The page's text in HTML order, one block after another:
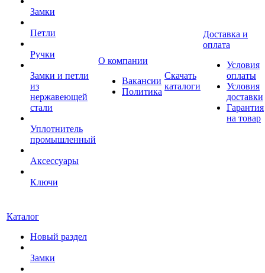
Замки
Петли
Ручки
Замки и петли
из
нержавеющей
стали
Уплотнитель
промышленный
Аксессуары
Ключи
О компании
Вакансии
Политика
Скачать
каталоги
Доставка и
оплата
Условия
оплаты
Условия
доставки
Гарантия
на товар
Каталог
Новый раздел
Замки